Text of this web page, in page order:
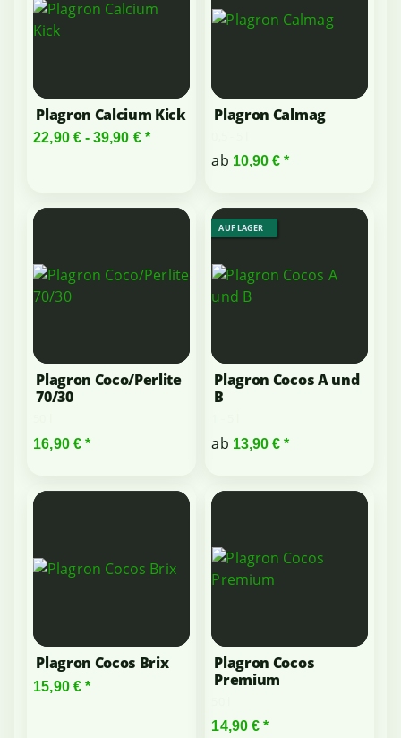
Plagron Calcium Kick
22,90 € -39,90 € *
Plagron Calmag
ab 10,90 €*
Plagron Coco/Perlite
70/30
16,90 € *
AUF LAGER
Plagron Cocos A und
B
ab 13,90 €*
Plagron Cocos Brix
15,90 € *
Plagron Cocos
Premium
14,90 €*